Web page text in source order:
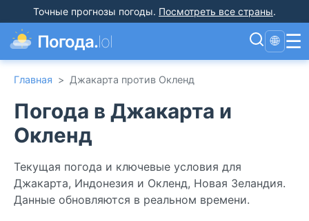
Точные прогнозы погоды. Посмотреть все страны.
Погода.lol 🌐 ☰
Главная > Джакарта против Окленд
Погода в Джакарта и
Окленд
Текущая погода и ключевые условия для
Джакарта, Индонезия и Окленд, Новая Зеландия.
Данные обновляются в реальном времени.